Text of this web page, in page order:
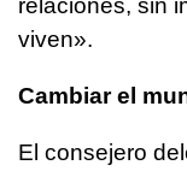
relaciones, sin
viven».
Cambiar el
El consejero